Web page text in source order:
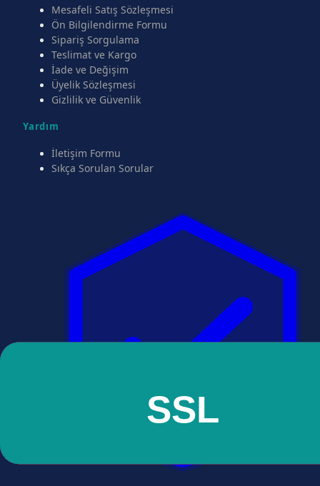
Mesafeli Satış Sözleşmesi
Ön Bilgilendirme Formu
Sipariş Sorgulama
Teslimat ve Kargo
İade ve Değişim
Üyelik Sözleşmesi
Gizlilik ve Güvenlik
Yardım
İletişim Formu
Sıkça Sorulan Sorular